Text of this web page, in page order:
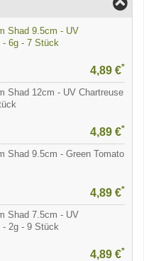
Shad 9.5cm - UV
- 6g - 7 Stück
4,89 €*
Shad 12cm - UV Chartreuse
4,89 €*
Shad 9.5cm - Green Tomato
4,89 €*
Shad 7.5cm - UV
- 2g - 9 Stück
4,89 €*